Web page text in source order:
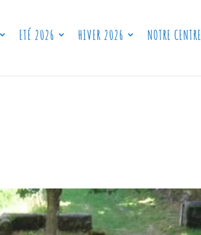
ETÉ 2026 HIVER 2026 NOTRE CENTRE